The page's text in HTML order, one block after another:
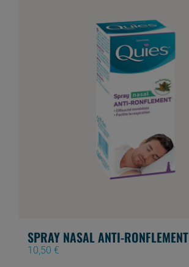
SPRAY NASAL ANTI-RONFLEMENT
10,50 €